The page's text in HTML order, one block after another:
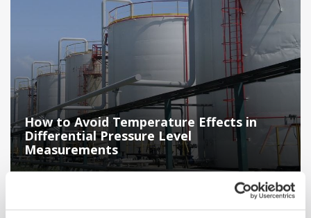
How to Avoid Temperature Effects in
Differential Pressure Level
Measurements